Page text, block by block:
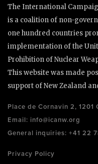
The International
is a coalition of non-
one hundred countries
implementation of the
Prohibition of Nuclear
This website was made
support of New Zealand
Place de Cornavin 2, 1201
Email: info@icanw.org
General inquiries: +41 22
Privacy Policy